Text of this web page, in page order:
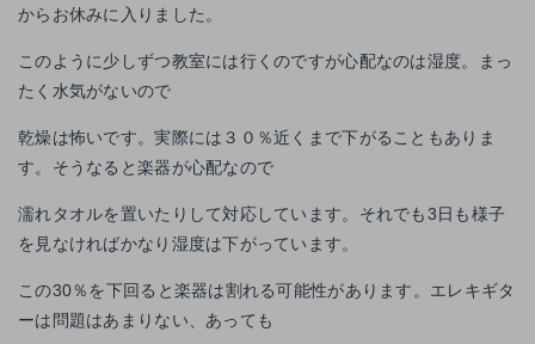
からお休みに入りました。
このように少しずつ教室には行くのですが心配なのは湿度。まっ
たく水気がないので
乾燥は怖いです。実際には３０％近くまで下がることもありま
す。そうなると楽器が心配なので
濡れタオルを置いたりして対応しています。それでも3日も様子
を見なければかなり湿度は下がっています。
この30％を下回ると楽器は割れる可能性があります。エレキギタ
ーは問題はあまりない、あっても